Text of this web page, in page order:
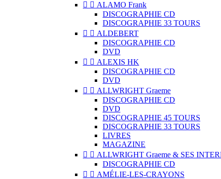
  ALAMO Frank
DISCOGRAPHIE CD
DISCOGRAPHIE 33 TOURS
  ALDEBERT
DISCOGRAPHIE CD
DVD
  ALEXIS HK
DISCOGRAPHIE CD
DVD
  ALLWRIGHT Graeme
DISCOGRAPHIE CD
DVD
DISCOGRAPHIE 45 TOURS
DISCOGRAPHIE 33 TOURS
LIVRES
MAGAZINE
  ALLWRIGHT Graeme & SES
DISCOGRAPHIE CD
  AMÉLIE-LES-CRAYONS